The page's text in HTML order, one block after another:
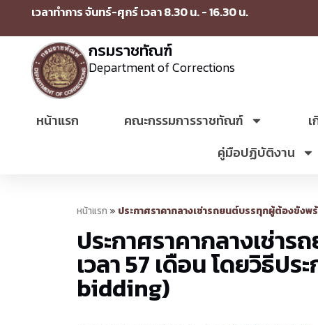
เวลาทำการ จันทร์-ศุกร์ เวลา 8.30 น. - 16.30 น.
กรมราชทัณฑ์
Department of Corrections
หน้าแรก คณะกรรมการราชทัณฑ์
คู่มือปฏิบัติงาน
หน้าแรก » ประกาศราคากลางเช่ารถยนต์บรรทุกผู้ต้องขัง
ประกาศราคากลางเช่า
เวลา 57 เดือน โดยวิธีป
bidding)